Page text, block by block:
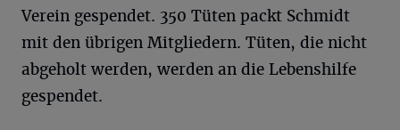
Verein gespendet. 350 Tüten packt Schmidt
mit den übrigen Mitgliedern. Tüten, die nicht
abgeholt werden, werden an die Lebenshilfe
gespendet.